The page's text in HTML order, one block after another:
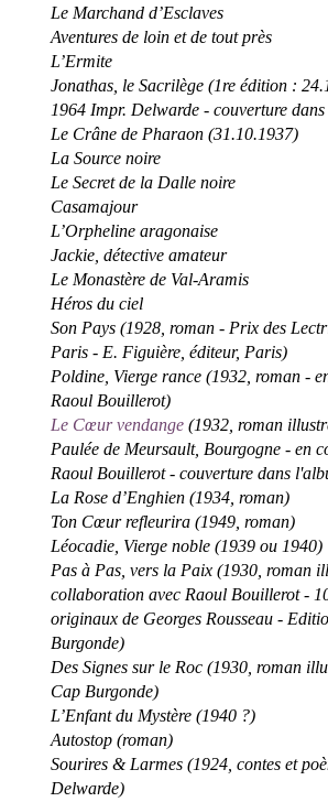
Le Marchand d’Esclaves
Aventures de loin et de tout près
L’Ermite
Jonathas, le Sacrilège (1re édition :
1964 Impr. Delwarde - couverture
Le Crâne de Pharaon (31.10.1937)
La Source noire
Le Secret de la Dalle noire
Casamajour
L’Orpheline aragonaise
Jackie, détective amateur
Le Monastère de Val-Aramis
Héros du ciel
Son Pays (1928, roman - Prix des
Paris - E. Figuière, éditeur, Paris)
Poldine, Vierge rance (1932, roman -
Raoul Bouillerot)
Le Cœur vendange (1932, roman
Paulée de Meursault, Bourgogne - en
Raoul Bouillerot - couverture dans
La Rose d’Enghien (1934, roman)
Ton Cœur refleurira (1949, roman)
Léocadie, Vierge noble (1939 ou 1940)
Pas à Pas, vers la Paix (1930, roman
collaboration avec Raoul Bouillerot -
originaux de Georges Rousseau -
Burgonde)
Des Signes sur le Roc (1930, roman
Cap Burgonde)
L’Enfant du Mystère (1940 ?)
Autostop (roman)
Sourires & Larmes (1924, contes et
Delwarde)